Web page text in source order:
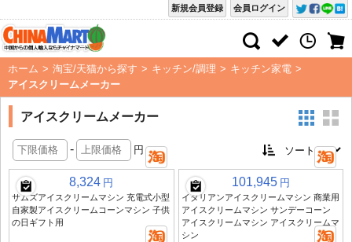
会員ログイン
新規会員登録
ホーム > 淘宝/天猫から探す > キッチン/調理 > キッチン家電 >
アイスクリームメーカー
アイスクリームメーカー
- 円
8,324 円
サムズアイスクリームマシン 充電式小型
自家製アイスクリームコーンマシン 子供
の日ギフト用
101,945 円
イタリアンアイスクリームマシン 商業用
アイスクリームマシン サンデーコーン
アイスクリームマシン アイスクリームマ
シン